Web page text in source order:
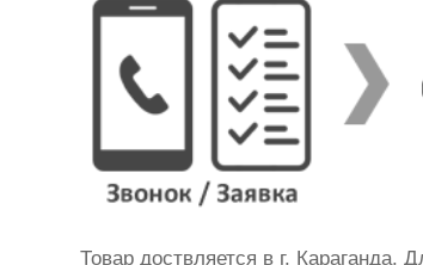
Товар доствляется в г. Караганда.